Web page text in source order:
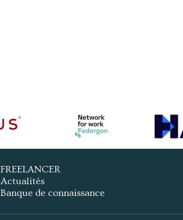
FREELANCER
Actualités
Banque de connaissance